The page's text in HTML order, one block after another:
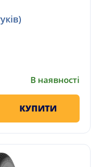
В наявності
КУПИТИ